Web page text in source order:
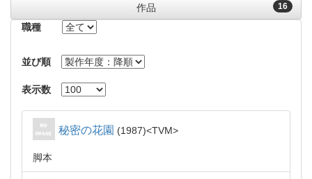
16
作品
職種
並び順
表示数
秘密の花園 1987 TVM
脚本